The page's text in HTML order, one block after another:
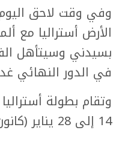
وفي وقت لاحق
الأرض أستراليا مع
بسيدني وسيتأهل
في الدور النهائي
وتقام بطولة
14 إلى 28 يناير (كانون الثاني).